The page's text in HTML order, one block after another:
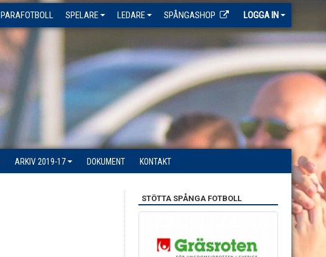
PARAFOTBOLL SPELARE LEDARE SPÅNGASHOP LOGGA IN
ARKIV 2019-17 DOKUMENT KONTAKT
STÖTTA SPÅNGA FOTBOLL